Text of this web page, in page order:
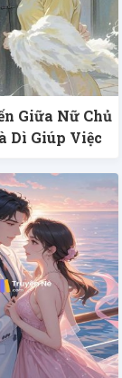
Giữa Nữ Chủ
Dì Giúp Việc